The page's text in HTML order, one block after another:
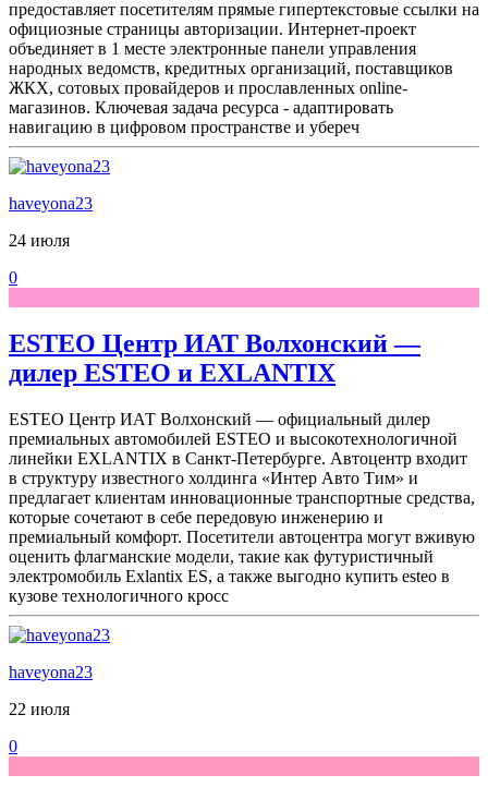
предоставляет посетителям прямые гипертекстовые ссылки на
официозные страницы авторизации. Интернет-проект
объединяет в 1 месте электронные панели управления
народных ведомств, кредитных организаций, поставщиков
ЖКХ, сотовых провайдеров и прославленных online-
магазинов. Ключевая задача ресурса - адаптировать
навигацию в цифровом пространстве и убереч
haveyona23
24 июля
0
ESTEO Центр ИАТ Волхонский —
дилер ESTEO и EXLANTIX
ESTEO Центр ИАТ Волхонский — официальный дилер
премиальных автомобилей ESTEO и высокотехнологичной
линейки EXLANTIX в Санкт-Петербурге. Автоцентр входит
в структуру известного холдинга «Интер Авто Тим» и
предлагает клиентам инновационные транспортные средства,
которые сочетают в себе передовую инженерию и
премиальный комфорт. Посетители автоцентра могут вживую
оценить флагманские модели, такие как футуристичный
электромобиль Exlantix ES, а также выгодно купить esteo в
кузове технологичного кросс
haveyona23
22 июля
0